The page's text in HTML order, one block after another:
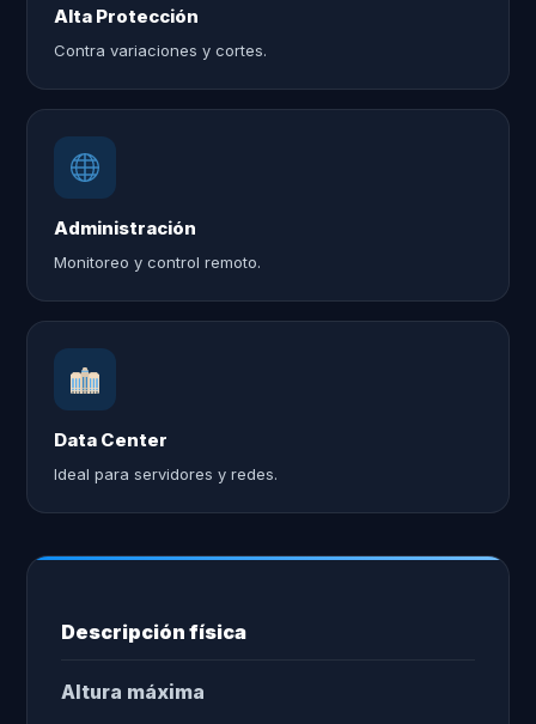
Alta Protección
Contra variaciones y cortes.
Administración
Monitoreo y control remoto.
Data Center
Ideal para servidores y redes.
Descripción física
Altura máxima